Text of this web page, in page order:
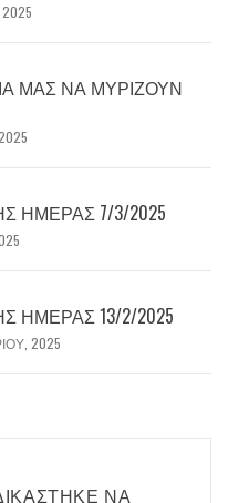
ΜΑΣ ΝΑ ΜΥΡΊΖΟΥΝ
ΗΜΈΡΑΣ 7/3/2025
ΗΜΈΡΑΣ 13/2/2025
2025
ΝΑ